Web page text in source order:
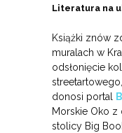
Literatura na
Książki znów
muralach w
odsłonięcie
donosi portal
Morskie Oko
stolicy Big